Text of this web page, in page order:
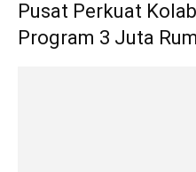
Pusat Perkuat
Program 3 Juta